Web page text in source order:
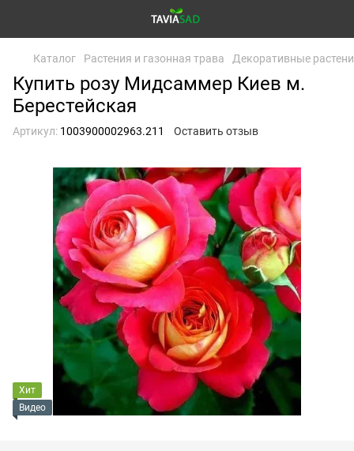
Каталог Растения и газонная трава Декоративные
Купить розу Мидсаммер Киев м.
Берестейская
Артикул: 1003900002963.211 Оставить отзыв
Хит
Видео